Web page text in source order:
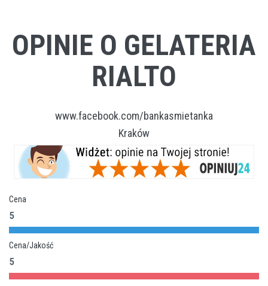
OPINIE O GELATERIA
RIALTO
www.facebook.com/bankasmietanka
Kraków
Cena
5
Cena/Jakość
5